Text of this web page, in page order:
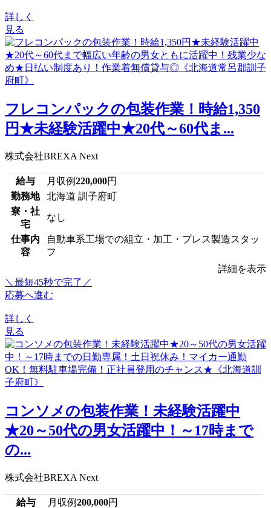
詳しく
見る
フレコンパックの包装作業！時給1,350
円★未経験活躍中★20代～60代ま...
株式会社BREXA Next
給与 月収例220,000円
勤務地
北海道 訓子府町
寮・社
宅
なし
仕事内
容
自動車系工場での組立・加工・プレス製造スタッ
フ
詳細を表示
＼最短45秒で完了／
応募へ進む
詳しく
見る
コンソメの包装作業！未経験活躍中
★20～50代の男女活躍中！～17時まで
の...
株式会社BREXA Next
給与 月収例200,000円